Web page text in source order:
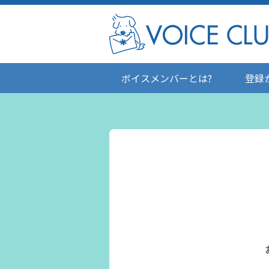
ボイスメンバーとは? 登録